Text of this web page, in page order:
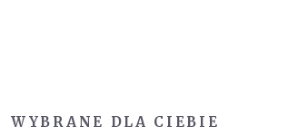
WYBRANE DLA CIEBIE